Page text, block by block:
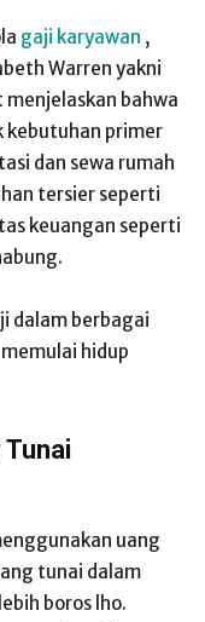
gaji karyawan ,
Warren yakni
bahwa
kebutuhan primer
dan sewa rumah
tersier seperti
keuangan seperti
dalam berbagai
hidup
uang
tunai dalam
boros lho.